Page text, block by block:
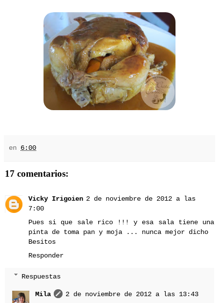
en 6:00
17 comentarios:
Vicky Irigoien 2 de noviembre de 2012 a las
7:00
Pues si que sale rico !!! y esa sala tiene una
pinta de toma pan y moja ... nunca mejor dicho
Besitos
Responder
Respuestas
Mila
2 de noviembre de 2012 a las 13:43